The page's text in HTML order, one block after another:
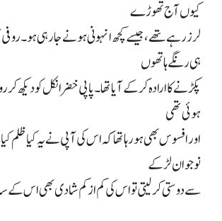
کیوں آج تھوڑے
لرز رہے تھے، جیسے کچھ انہونی ہونے جا رہی ہو۔
ہی رنگے ہاتھوں
پکڑنے کا ارادہ کر کے آیا تھا۔ پاپی خضر انکل کو دیکھ
ہوئی تھی
اور افسوس بھی ہو رہا تھا کہ اس کی آپی نے یہ کیا ظلم
نوجوان لڑکے
سے دوستی کر لیتی تو اس کی کم از کم شادی بھی اس کے